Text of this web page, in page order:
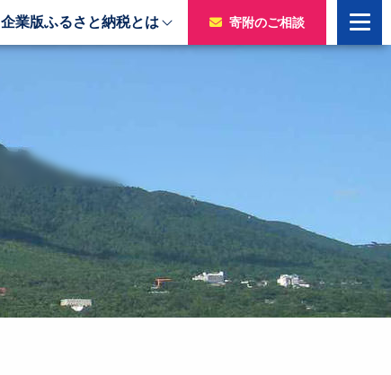
企業版ふるさと納税とは 寄附のご相談
寄附をいただいた企業様
令和3年度寄附企業一覧
令和2年度寄附企業一覧